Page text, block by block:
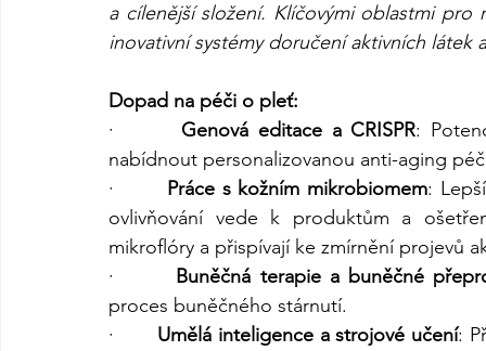
a cílenější složení. Klíčovými oblastmi pro
inovativní systémy doručení aktivních látek
Dopad na péči o pleť:
· Genová editace a CRISPR:
nabídnout personalizovanou anti-aging
·
Práce s kožním mikrobiomem:
ovlivňování vede k produktům a
mikroflóry a přispívají ke zmírnění projevů
· Buněčná terapie a buněčné
proces buněčného stárnutí.
· Umělá inteligence a strojové učení: